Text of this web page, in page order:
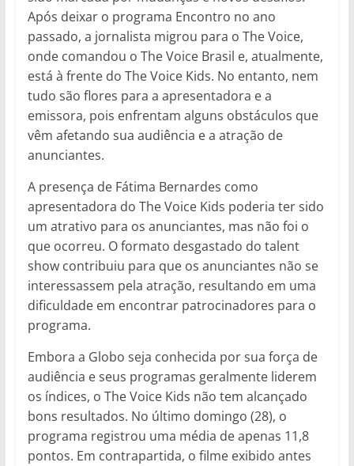
Após deixar o programa Encontro no ano
passado, a jornalista migrou para o The Voice,
onde comandou o The Voice Brasil e, atualmente,
está à frente do The Voice Kids. No entanto, nem
tudo são flores para a apresentadora e a
emissora, pois enfrentam alguns obstáculos que
vêm afetando sua audiência e a atração de
anunciantes.
A presença de Fátima Bernardes como
apresentadora do The Voice Kids poderia ter sido
um atrativo para os anunciantes, mas não foi o
que ocorreu. O formato desgastado do talent
show contribuiu para que os anunciantes não se
interessassem pela atração, resultando em uma
dificuldade em encontrar patrocinadores para o
programa.
Embora a Globo seja conhecida por sua força de
audiência e seus programas geralmente liderem
os índices, o The Voice Kids não tem alcançado
bons resultados. No último domingo (28), o
programa registrou uma média de apenas 11,8
pontos. Em contrapartida, o filme exibido antes